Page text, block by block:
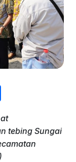
ar
e
tebing Sungai